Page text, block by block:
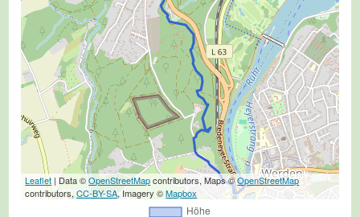
Leaflet | Data ©OpenStreetMapcontributors, Maps ©OpenStreetMap
contributors,CC-BY-SA, Imagery ©Mapbox